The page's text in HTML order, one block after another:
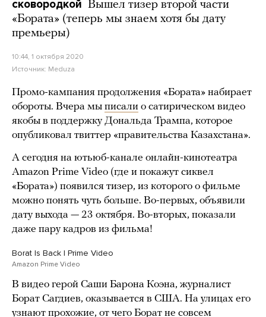
сковородкой Вышел тизер второй части
«Бората» (теперь мы знаем хотя бы дату
премьеры)
10:44, 1 октября 2020
Источник: Meduza
Промо-кампания продолжения «Бората» набирает
обороты. Вчера мы писали о сатирическом видео
якобы в поддержку Дональда Трампа, которое
опубликовал твиттер «правительства Казахстана».
А сегодня на ютьюб-канале онлайн-кинотеатра
Amazon Prime Video (где и покажут сиквел
«Бората») появился тизер, из которого о фильме
можно понять чуть больше. Во-первых, объявили
дату выхода — 23 октября. Во-вторых, показали
даже пару кадров из фильма!
Borat Is Back | Prime Video
Amazon Prime Video
В видео герой Саши Барона Коэна, журналист
Борат Сагдиев, оказывается в США. На улицах его
узнают прохожие, от чего Борат не совсем